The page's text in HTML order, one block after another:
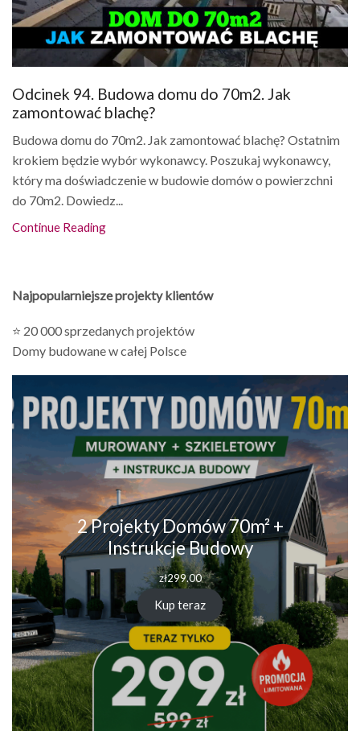
Odcinek 94. Budowa domu do 70m2. Jak
zamontować blachę?
Budowa domu do 70m2. Jak zamontować blachę? Ostatnim
krokiem będzie wybór wykonawcy. Poszukaj wykonawcy,
który ma doświadczenie w budowie domów o powierzchni
do 70m2. Dowiedz...
Continue Reading
Najpopularniejsze projekty klientów
⭐ 20 000 sprzedanych projektów
Domy budowane w całej Polsce
2 Projekty Domów 70m² +
Instrukcje Budowy
zł299.00
Kup teraz